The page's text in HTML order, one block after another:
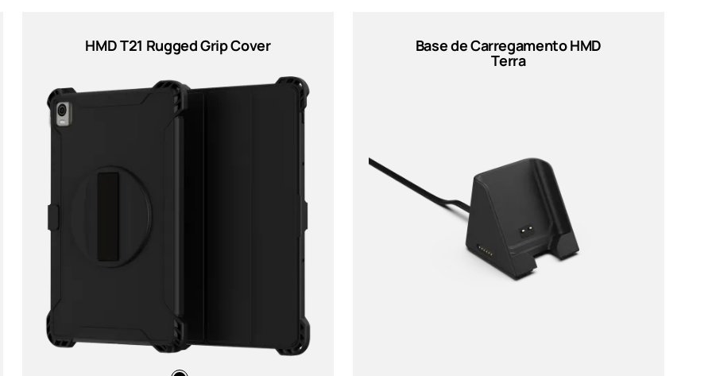
HMD T21 Rugged Grip Cover Base de Carregamento HMD
Terra